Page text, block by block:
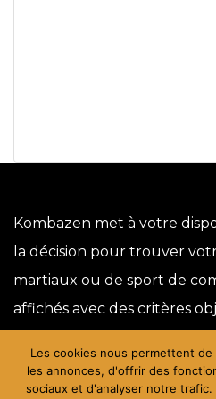
Kombazen met à votre
la décision pour trouver
martiaux ou de sport de
affichés avec des critères
Contact
Mentions légales
Les cookies nous permettent
les annonces, d'offrir des
sociaux et d'analyser notre